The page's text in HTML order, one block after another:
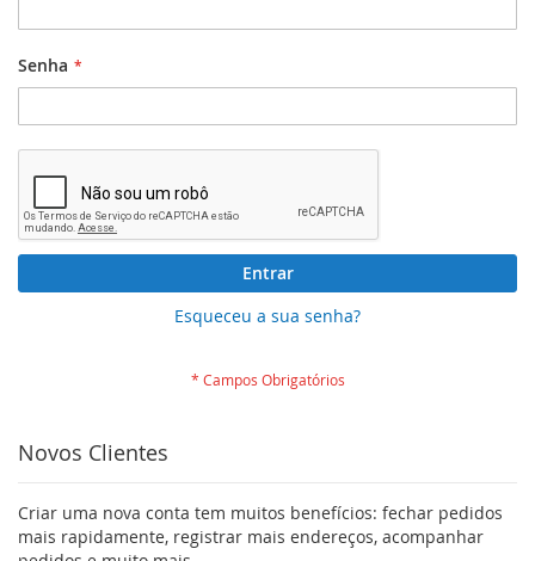
Senha
Entrar
Esqueceu a sua senha?
Novos Clientes
Criar uma nova conta tem muitos benefícios: fechar pedidos
mais rapidamente, registrar mais endereços, acompanhar